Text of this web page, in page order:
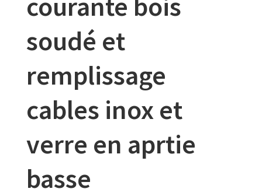
soudé et
remplissage
cables inox et
verre en aprtie
basse